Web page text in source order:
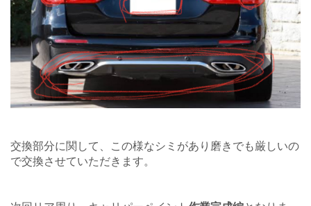
交換部分に関して、この様なシミがあり磨きでも厳しいの
で交換させていただきます。